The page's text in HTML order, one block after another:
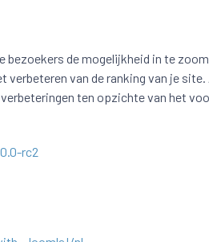
de mogelijkheid in te
verbeteren van de ranking van je
ten opzichte van het
rc2